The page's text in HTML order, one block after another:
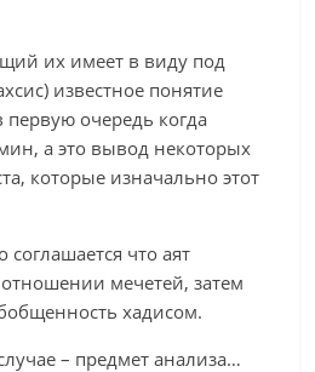
их имеет в виду под
известное понятие
первую очередь когда
а это вывод некоторых
которые изначально этот
что аят
мечетей, затем
хадисом.
– предмет анализа…